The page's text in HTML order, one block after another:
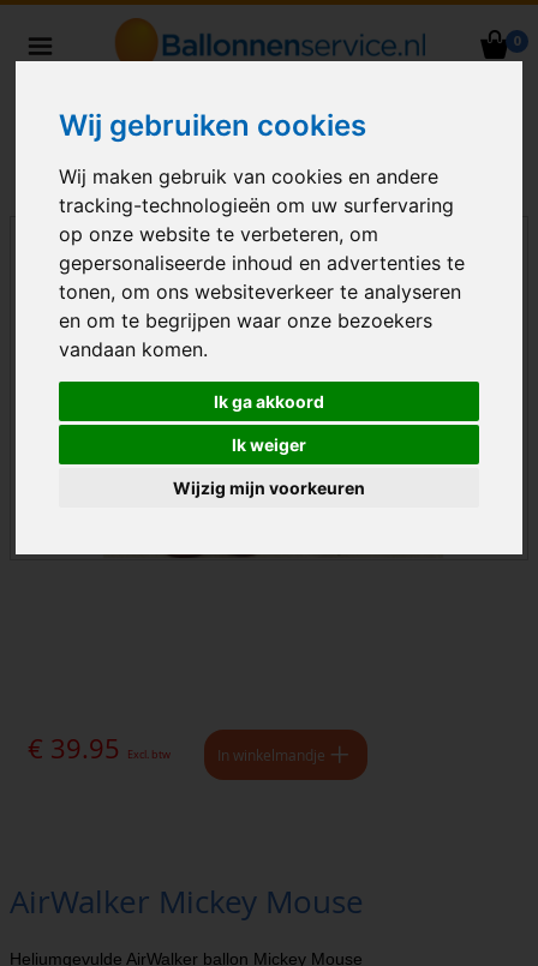
Wij gebruiken cookies
Wij maken gebruik van cookies en andere
tracking-technologieën om uw surfervaring
op onze website te verbeteren, om
gepersonaliseerde inhoud en advertenties te
tonen, om ons websiteverkeer te analyseren
en om te begrijpen waar onze bezoekers
vandaan komen.
Ik ga akkoord
Ik weiger
Wijzig mijn voorkeuren
0
Nederland
€ 39.95 Excl. btw In winkelmandje
AirWalker Mickey Mouse
Heliumgevulde AirWalker ballon Mickey Mouse